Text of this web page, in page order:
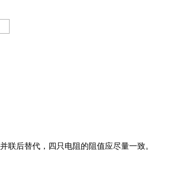
联后替代，四只电阻的阻值应尽量一致。